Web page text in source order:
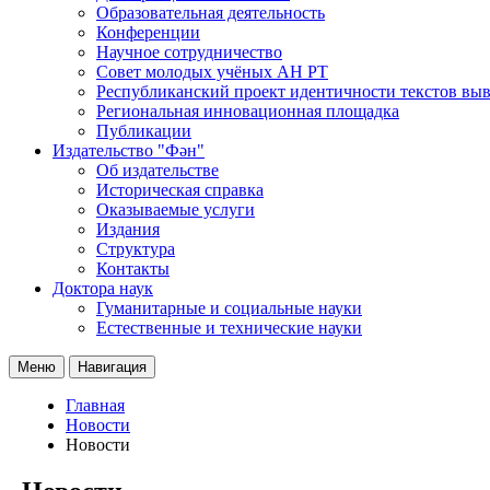
Образовательная деятельность
Конференции
Научное сотрудничество
Совет молодых учёных АН РТ
Республиканский проект идентичности текстов
Региональная инновационная площадка
Публикации
Издательство "Фән"
Об издательстве
Историческая справка
Оказываемые услуги
Издания
Структура
Контакты
Доктора наук
Гуманитарные и социальные науки
Естественные и технические науки
Меню Навигация
Главная
Новости
Новости